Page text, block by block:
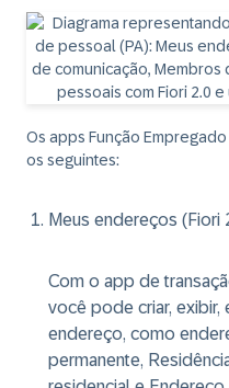
Os apps Função
os seguintes:
Meus endereços (Fiori
Com o app de
você pode criar, exibir,
endereço, como
permanente,